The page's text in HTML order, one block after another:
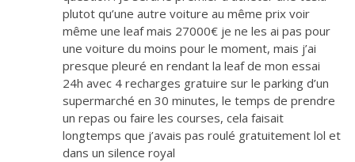
plutot qu’une autre voiture au même prix voir
même une leaf mais 27000€ je ne les ai pas pour
une voiture du moins pour le moment, mais j’ai
presque pleuré en rendant la leaf de mon essai
24h avec 4 recharges gratuire sur le parking d’un
supermarché en 30 minutes, le temps de prendre
un repas ou faire les courses, cela faisait
longtemps que j’avais pas roulé gratuitement lol et
dans un silence royal